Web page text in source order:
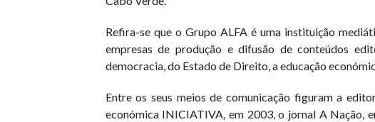
Refira-se que o Grupo ALFA é uma instituição
empresas de produção e difusão de conteúdos
democracia, do Estado de Direito, a educação
Entre os seus meios de comunicação figuram a
económica INICIATIVA, em 2003, o jornal A Nação,